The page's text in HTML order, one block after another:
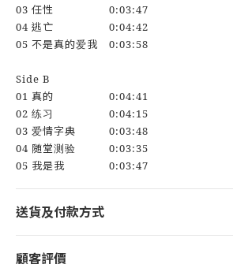
03 任性 0:03:47
04 逃亡 0:04:42
05 不是真的爱我 0:03:58
Side B
01 真的 0:04:41
02 练习 0:04:15
03 爱情字典 0:03:48
04 随堂测验 0:03:35
05 我是我 0:03:47
送貨及付款方式
顧客評價